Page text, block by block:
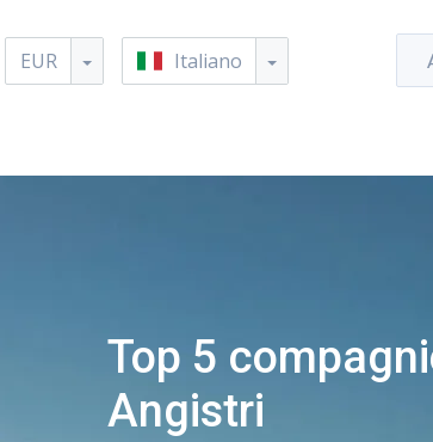
EUR Italiano
Top 5
Angistri